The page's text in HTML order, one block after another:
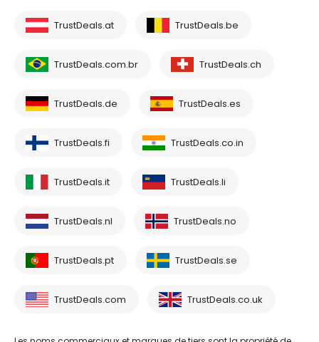
TrustDeals.at TrustDeals.be
TrustDeals.com.br TrustDeals.ch
TrustDeals.de TrustDeals.es
TrustDeals.fi TrustDeals.co.in
TrustDeals.it TrustDeals.li
TrustDeals.nl TrustDeals.no
TrustDeals.pt TrustDeals.se
TrustDeals.com TrustDeals.co.uk